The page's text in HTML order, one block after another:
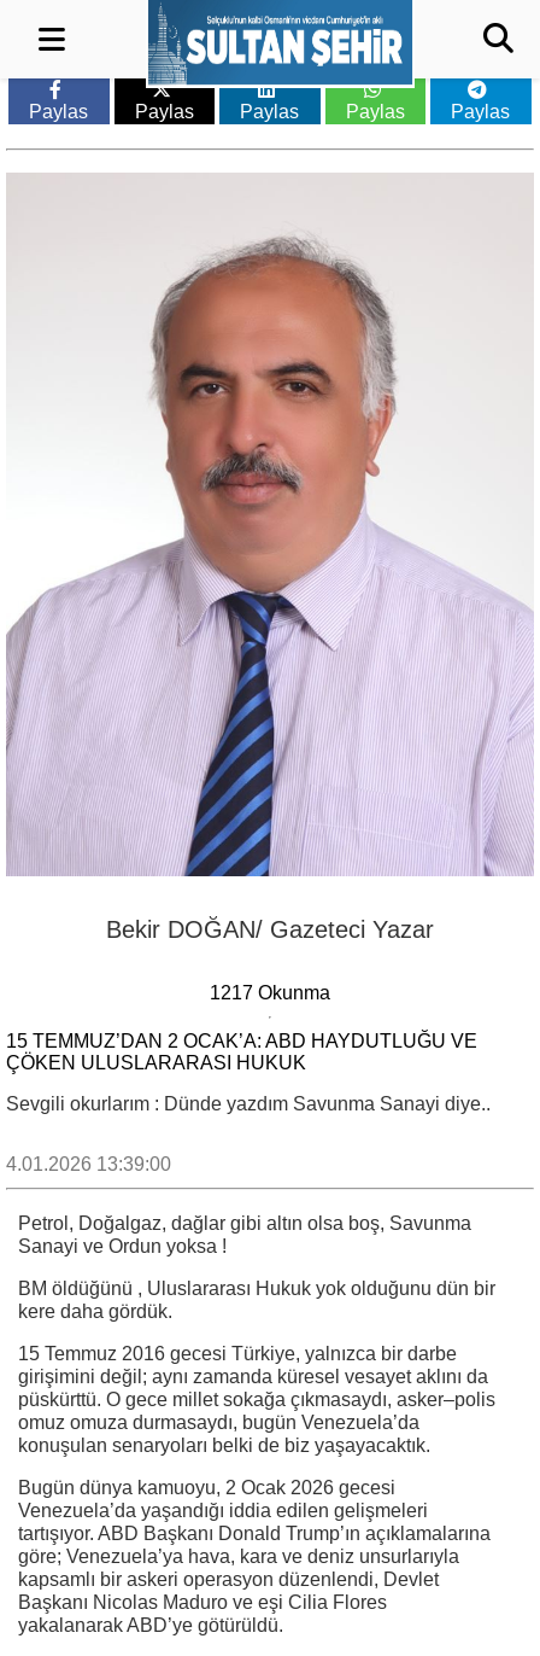
Paylas Paylas Paylas Paylas Paylas
Bekir DOĞAN/ Gazeteci Yazar
1217 Okunma
15 TEMMUZ’DAN 2 OCAK’A: ABD HAYDUTLUĞU VE
ÇÖKEN ULUSLARARASI HUKUK
Sevgili okurlarım : Dünde yazdım Savunma Sanayi diye..
4.01.2026 13:39:00
Petrol, Doğalgaz, dağlar gibi altın olsa boş, Savunma
Sanayi ve Ordun yoksa !
BM öldüğünü , Uluslararası Hukuk yok olduğunu dün bir
kere daha gördük.
15 Temmuz 2016 gecesi Türkiye, yalnızca bir darbe
girişimini değil; aynı zamanda küresel vesayet aklını da
püskürttü. O gece millet sokağa çıkmasaydı, asker–polis
omuz omuza durmasaydı, bugün Venezuela’da
konuşulan senaryoları belki de biz yaşayacaktık.
Bugün dünya kamuoyu, 2 Ocak 2026 gecesi
Venezuela’da yaşandığı iddia edilen gelişmeleri
tartışıyor. ABD Başkanı Donald Trump’ın açıklamalarına
göre; Venezuela’ya hava, kara ve deniz unsurlarıyla
kapsamlı bir askeri operasyon düzenlendi, Devlet
Başkanı Nicolas Maduro ve eşi Cilia Flores
yakalanarak ABD’ye götürüldü.